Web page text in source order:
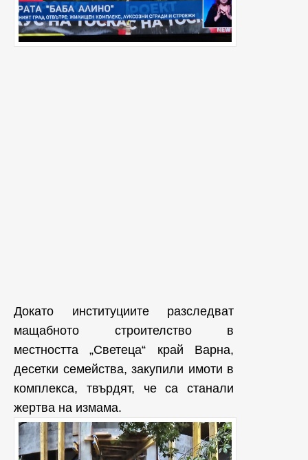
Докато институциите разследват
мащабното строителство в
местността „Светеца“ край Варна,
десетки семейства, закупили имоти в
комплекса, твърдят, че са станали
жертва на измама.